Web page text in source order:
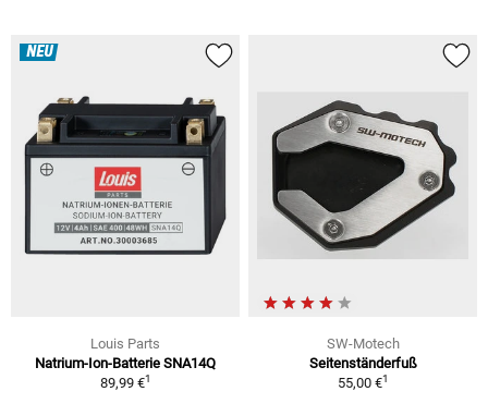
NEU
Louis Parts
Natrium-Ion-Batterie SNA14Q
89,99 €1
SW-Motech
Seitenständerfuß
55,00 €1